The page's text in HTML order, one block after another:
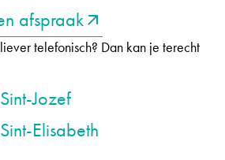
afspraak
telefonisch? Dan kan je terecht
Jozef
Elisabeth